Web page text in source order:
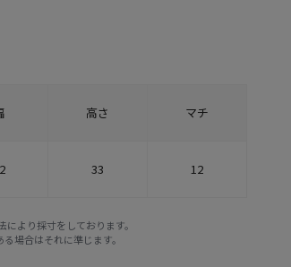
高さ マチ
33 12
より採寸をしております。
場合はそれに準じます。